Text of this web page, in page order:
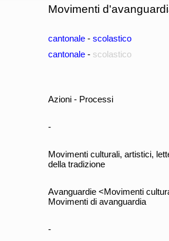
Movimenti
cantonale - scolastico
cantonale - scolastico
Azioni - Processi
-
Movimenti culturali, artistici,
della tradizione
Avanguardie <Movimenti
Movimenti di avanguardia
-